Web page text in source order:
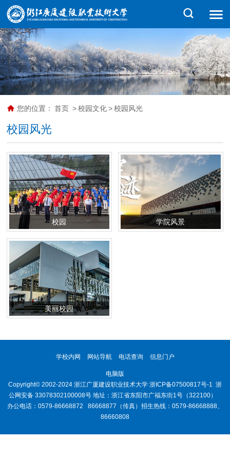
您的位置： 首页 > 校园文化 > 校园风光
校园风光
校园 学院风景
美丽校园
学校内网 网站导航 电话查询 信息门户
电脑版
Copyright© 2002-2024 浙江广厦建设职业技术大学 浙ICP备07500817号-1 浙
公网安备 33078302100008号 地址：浙江省东阳市广福东街1号（322100）
办公电话：0579-86668872 86668877（传真）招生热线：0579-86668888、
86660808